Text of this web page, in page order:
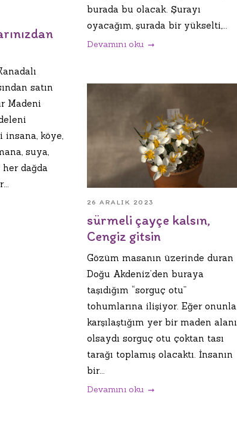
burada bu olacak. Şurayı
oyacağım, şurada bir yükselti,...
Devamını oku
satın
Madeni
insana, köye,
suya,
dağda
26 ARALIK 2023
sürmeli çayçe kalsın,
Cengiz gitsin
Gözüm masanın üzerinde duran
Doğu Akdeniz’den buraya
taşıdığım “sorguç otu”
tohumlarına ilişiyor. Eğer onunla
karşılaştığım yer bir maden alanı
olsaydı sorguç otu çoktan tası
tarağı toplamış olacaktı. İnsanın
bir...
Devamını oku